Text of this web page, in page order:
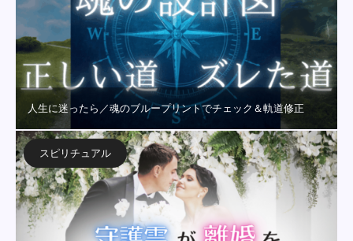
人生に迷ったら／魂のブループリントでチェック＆軌道修正
スピリチュアル